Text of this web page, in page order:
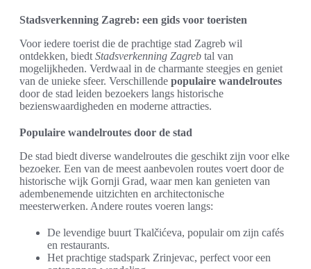
Stadsverkenning Zagreb: een gids voor toeristen
Voor iedere toerist die de prachtige stad Zagreb wil
ontdekken, biedt Stadsverkenning Zagreb tal van
mogelijkheden. Verdwaal in de charmante steegjes en geniet
van de unieke sfeer. Verschillende populaire wandelroutes
door de stad leiden bezoekers langs historische
bezienswaardigheden en moderne attracties.
Populaire wandelroutes door de stad
De stad biedt diverse wandelroutes die geschikt zijn voor elke
bezoeker. Een van de meest aanbevolen routes voert door de
historische wijk Gornji Grad, waar men kan genieten van
adembenemende uitzichten en architectonische
meesterwerken. Andere routes voeren langs:
De levendige buurt Tkalčićeva, populair om zijn cafés
en restaurants.
Het prachtige stadspark Zrinjevac, perfect voor een